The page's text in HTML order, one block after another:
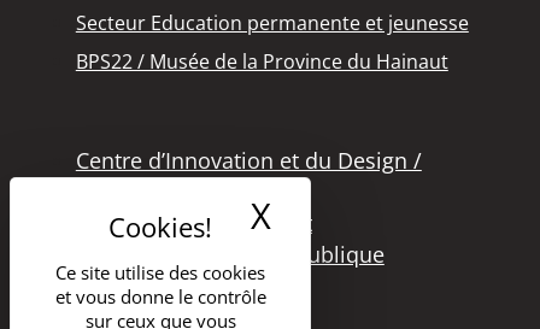
Ce site utilise des cookies
et vous donne le contrôle
sur ceux que vous
X Masquer le
Secteur Education permanente et jeunesse
BPS22 / Musée de la Province du Hainaut
Centre d’Innovation et du Design /
Office des Métiers d’Art
Secteur de la Lecture Publique
Bibliothèque Langlois
Secteur Cinéma